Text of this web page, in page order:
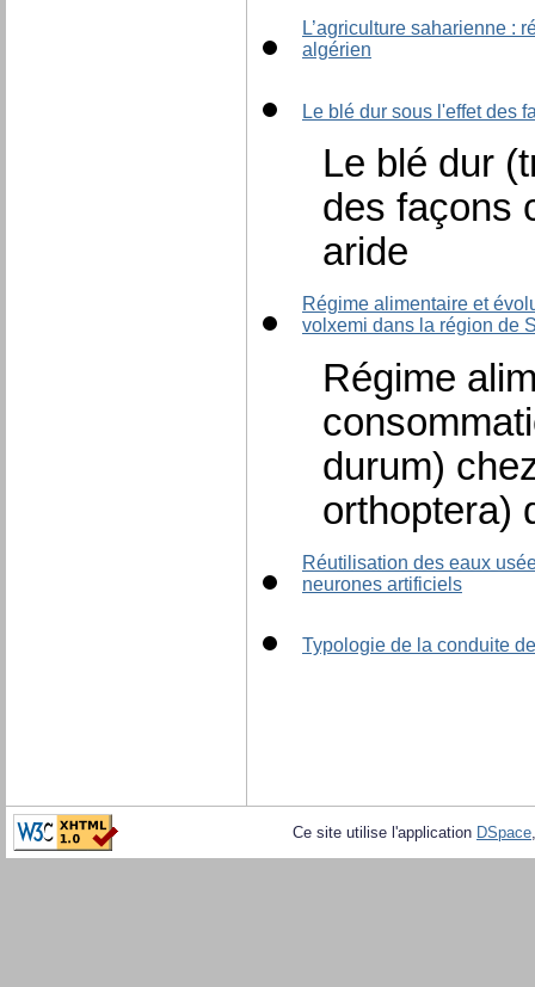
L’agriculture saharienne :
algérien
Le blé dur sous l'effet des
Le blé dur
des façons
aride
Régime alimentaire et
volxemi dans la région de
Régime
durum)
orthoptera)
Réutilisation des eaux
neurones artificiels
Typologie de la conduite
Ce site utilise l'application DSpace